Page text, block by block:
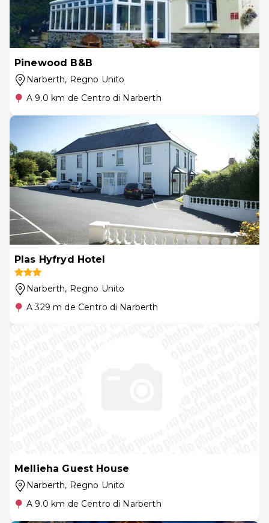
Pinewood B&B
Narberth, Regno Unito
A 9.0 km de Centro di Narberth
Plas Hyfryd Hotel
Narberth, Regno Unito
A 329 m de Centro di Narberth
Mellieha Guest House
Narberth, Regno Unito
A 9.0 km de Centro di Narberth